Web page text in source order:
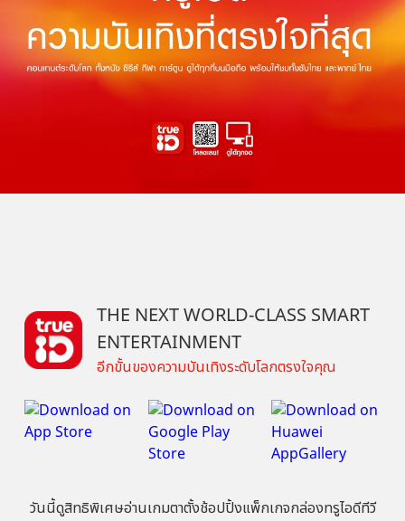
THE NEXT WORLD-CLASS SMART
ENTERTAINMENT
อีกขั้นของความบันเทิงระดับโลกตรงใจคุณ
วันนี้ดูสิทธิพิเศษอ่านเกมตาตั้งช้อปปิ้งแพ็กเกจกล่องทรูไอดีทีวี